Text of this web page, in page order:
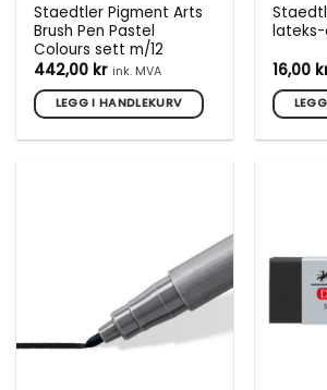
Staedtler Pigment Arts
Brush Pen Pastel
Colours sett m/12
442,00 kr ink. MVA
LEGG I HANDLEKURV
16,00